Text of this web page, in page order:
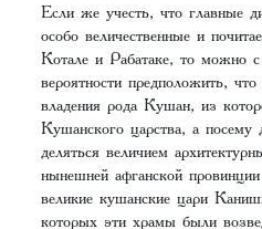
Если же учесть, что главные
особо величественные и
Котале и Рабатаке, то можно
вероятности предположить,
владения рода Кушан, из
Кушанского царства, а
деляться величием
нынешней афганской
великие кушанские цари
которых эти храмы были